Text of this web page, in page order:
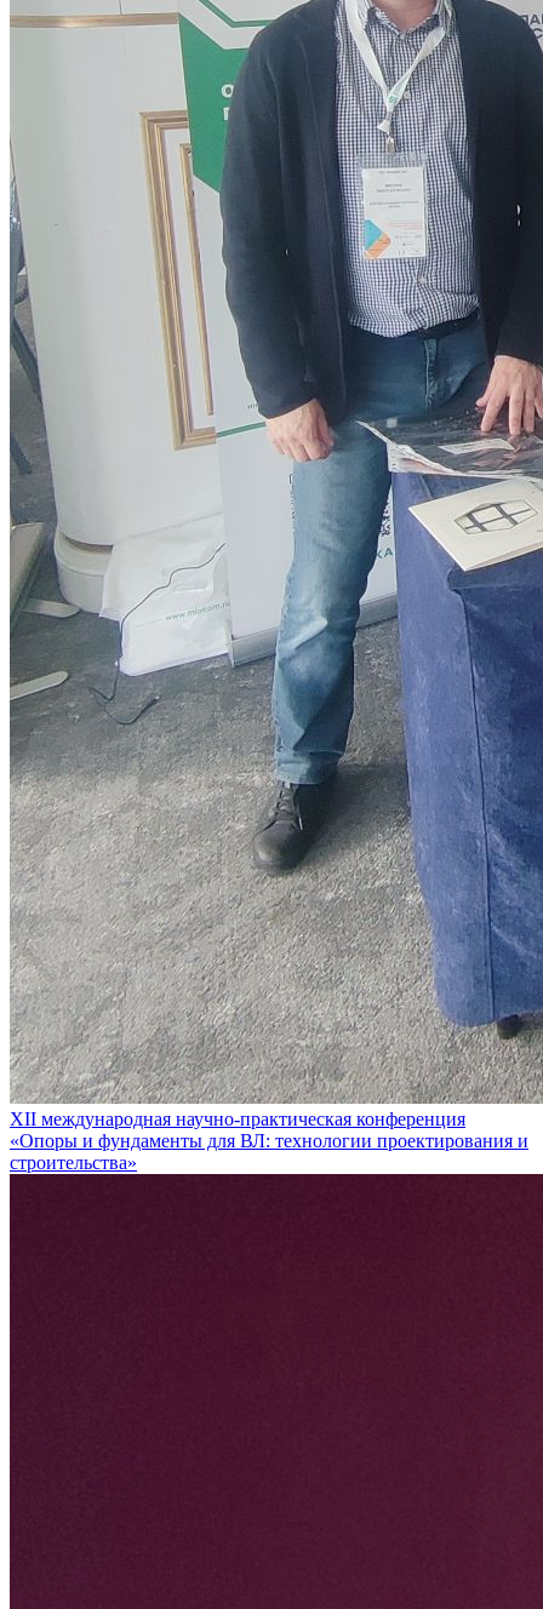
XII международная научно-практическая конференция
«Опоры и фундаменты для ВЛ: технологии проектирования и
строительства»